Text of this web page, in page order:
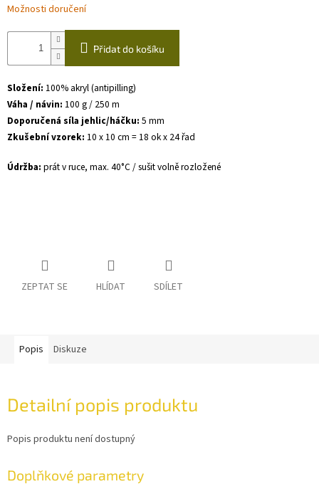
Možnosti doručení
Přidat do košíku
Složení: 100% akryl (antipilling)
Váha / návin: 100 g / 250 m
Doporučená síla jehlic/háčku: 5 mm
Zkušební vzorek: 10 x 10 cm = 18 ok x 24 řad
Údržba: prát v ruce, max. 40°C / sušit volně rozložené
ZEPTAT SE HLÍDAT SDÍLET
Popis Diskuze
Detailní popis produktu
Popis produktu není dostupný
Doplňkové parametry